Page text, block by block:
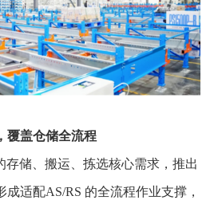
覆盖仓储全流程
存储、搬运、拣选核心需求，推出
成适配AS/RS 的全流程作业支撑，